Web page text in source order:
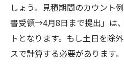
しょう。見積期間のカウント
書受領→4月8日まで提出」は
トとなります。もし土日を除
スで計算する必要があります。